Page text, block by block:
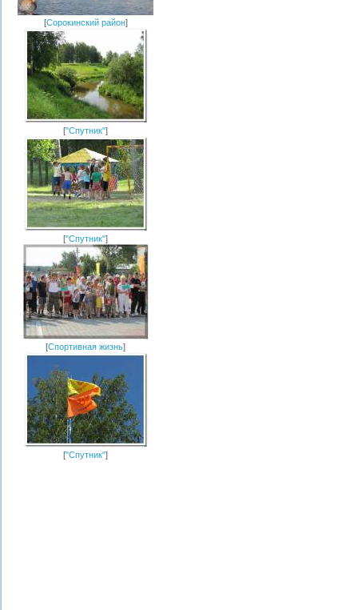
[Сорокинский район]
["Спутник"]
["Спутник"]
[Спортивная жизнь]
["Спутник"]